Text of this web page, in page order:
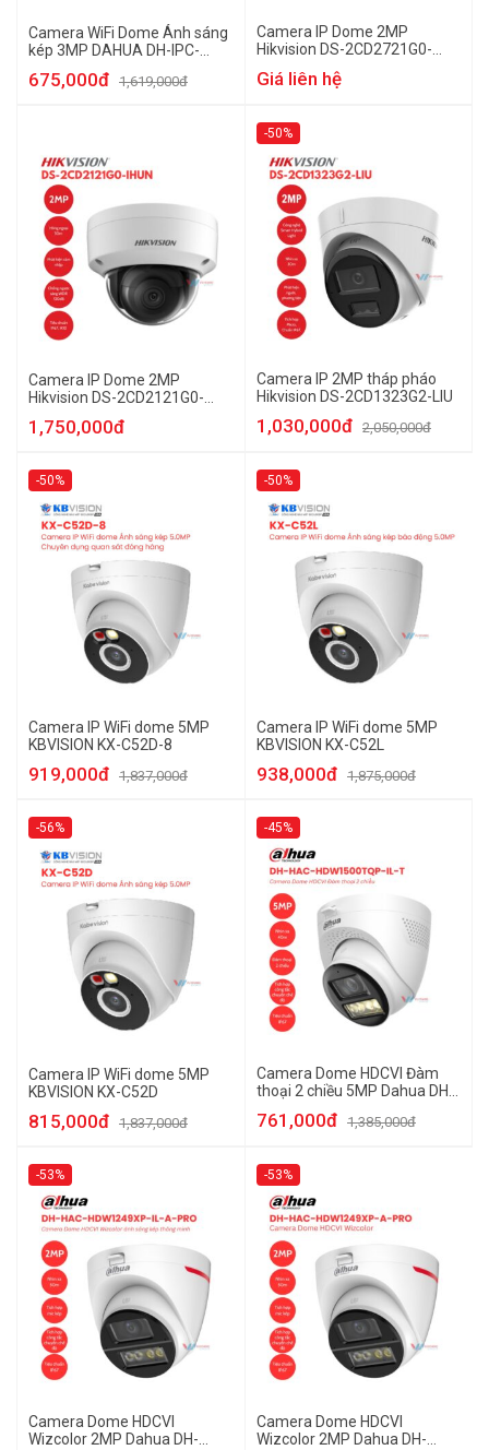
Camera WiFi Dome Ánh sáng
kép 3MP DAHUA DH-IPC-
675,000đ 1,619,000đ
Camera IP Dome 2MP
Hikvision DS-2CD2721G0-
Giá liên hệ
Camera IP Dome 2MP
Hikvision DS-2CD2121G0-
1,750,000đ
-50%
Camera IP 2MP tháp pháo
Hikvision DS-2CD1323G2-LIU
1,030,000đ 2,050,000đ
-50%
Camera IP WiFi dome 5MP
KBVISION KX-C52D-8
919,000đ 1,837,000đ
-50%
Camera IP WiFi dome 5MP
KBVISION KX-C52L
938,000đ 1,875,000đ
-56%
Camera IP WiFi dome 5MP
KBVISION KX-C52D
815,000đ 1,837,000đ
-45%
Camera Dome HDCVI Đàm
thoại 2 chiều 5MP Dahua DH-
761,000đ 1,385,000đ
-53%
Camera Dome HDCVI
Wizcolor 2MP Dahua DH-
-53%
Camera Dome HDCVI
Wizcolor 2MP Dahua DH-